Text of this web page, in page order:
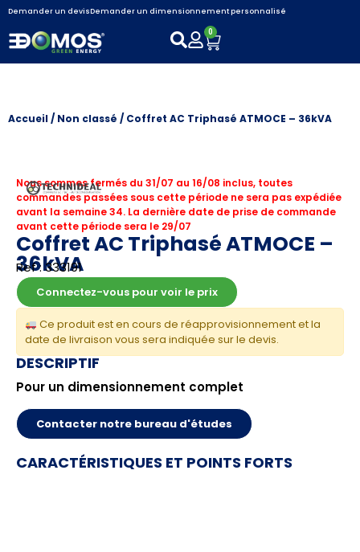
Demander un devisDemander un dimensionnement personnalisé
0
Accueil/ Non classé / Coffret AC Triphasé ATMOCE – 36kVA
Nous sommes fermés du 31/07 au 16/08 inclus, toutes
commandes passées sous cette période ne sera pas expédiée
avant la semaine 34. La dernière date de prise de commande
avant cette période sera le 29/07
Coffret AC Triphasé ATMOCE –
36kVA
Ref : 333191
Connectez-vous pour voir le prix
Ce produit est en cours de réapprovisionnement et la
date de livraison vous sera indiquée sur le devis.
DESCRIPTIF
Pour un dimensionnement complet
Contacter notre bureau d'études
CARACTÉRISTIQUES ET POINTS FORTS